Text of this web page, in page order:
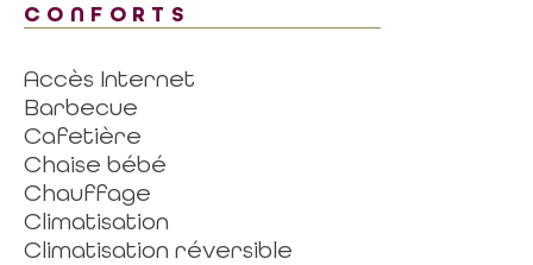
CONFORTS
Accès Internet
Barbecue
Cafetière
Chaise bébé
Chauffage
Climatisation
Climatisation réversible